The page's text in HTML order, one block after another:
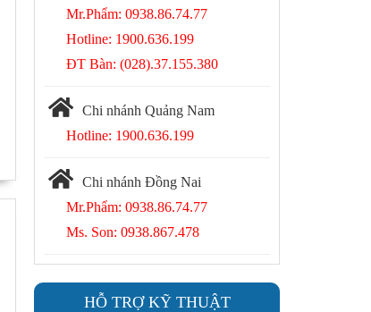
Mr.Phẩm: 0938.86.74.77
Hotline: 1900.636.199
ĐT Bàn: (028).37.155.380
Chi nhánh Quảng Nam
Hotline: 1900.636.199
Chi nhánh Đồng Nai
Mr.Phẩm: 0938.86.74.77
Ms. Son: 0938.867.478
HỖ TRỢ KỸ THUẬT